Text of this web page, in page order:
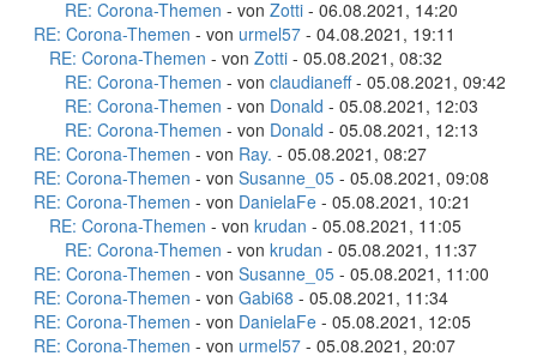
RE: Corona-Themen - von Zotti - 06.08.2021, 14:20
RE: Corona-Themen - von urmel57 - 04.08.2021, 19:11
RE: Corona-Themen - von Zotti - 05.08.2021, 08:32
RE: Corona-Themen - von claudianeff- 05.08.2021, 09:42
RE: Corona-Themen - von Donald - 05.08.2021, 12:03
RE: Corona-Themen - von Donald - 05.08.2021, 12:13
RE: Corona-Themen - von Ray. - 05.08.2021, 08:27
RE: Corona-Themen - von Susanne_05 - 05.08.2021, 09:08
RE: Corona-Themen - von DanielaFe - 05.08.2021, 10:21
RE: Corona-Themen - von krudan - 05.08.2021, 11:05
RE: Corona-Themen - von krudan - 05.08.2021, 11:37
RE: Corona-Themen - von Susanne_05 - 05.08.2021, 11:00
RE: Corona-Themen - von Gabi68 - 05.08.2021, 11:34
RE: Corona-Themen - von DanielaFe - 05.08.2021, 12:05
RE: Corona-Themen - von urmel57 - 05.08.2021, 20:07